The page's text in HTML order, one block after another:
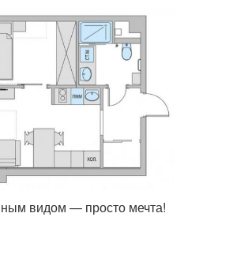
видом — просто мечта!